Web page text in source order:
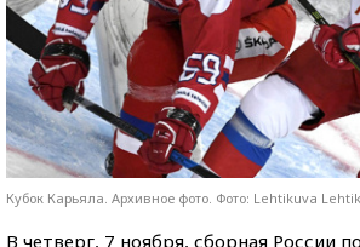
Кубок Карьяла. Архивное фото. Фото: Lehtikuva
В четверг, 7 ноября, сборная России